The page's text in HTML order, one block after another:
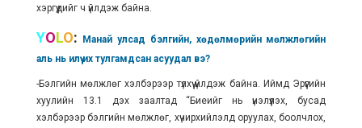
хэргүүдийг ч үйлдэж байна.
YOLO:
Манай улсад бэлгийн, хөдөлмөрийн мөлжлөгийн
аль нь илүү их тулгамдсан асуудал вэ?
-Бэлгийн мөлжлөг хэлбэрээр түлхүү үйлдэж байна. Иймд Эрүүгийн
хуулийн 13.1 дэх заалтад “Биеийг нь үнэлүүлэх, бусад
хэлбэрээр бэлгийн мөлжлөг, хүчирхийлэлд оруулах, боолчлох,